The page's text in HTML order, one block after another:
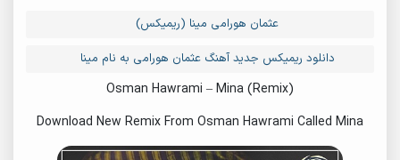
عثمان هورامی مینا (ریمیکس)
دانلود ریمیکس جدید آهنگ عثمان هورامی به نام مینا
(Osman Hawrami – Mina (Remix
Download New Remix From Osman Hawrami Called Mina